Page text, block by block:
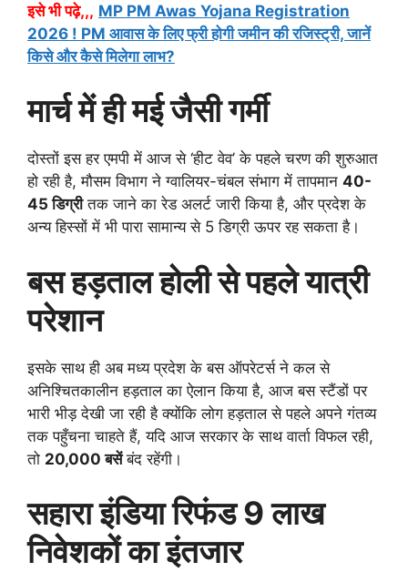
इसे भी पढ़े,,, MP PM Awas Yojana Registration
2026 ! PM आवास के लिए फ्री होगी जमीन की रजिस्ट्री, जानें
किसे और कैसे मिलेगा लाभ?
मार्च में ही मई जैसी गर्मी
दोस्तों इस हर एमपी में आज से ‘हीट वेव’ के पहले चरण की शुरुआत
हो रही है, मौसम विभाग ने ग्वालियर-चंबल संभाग में तापमान 40-
45 डिग्रीतक जाने का रेड अलर्ट जारी किया है, और प्रदेश के
अन्य हिस्सों में भी पारा सामान्य से 5 डिग्री ऊपर रह सकता है।
बस हड़ताल होली से पहले यात्री
परेशान
इसके साथ ही अब मध्य प्रदेश के बस ऑपरेटर्स ने कल से
अनिश्चितकालीन हड़ताल का ऐलान किया है, आज बस स्टैंडों पर
भारी भीड़ देखी जा रही है क्योंकि लोग हड़ताल से पहले अपने गंतव्य
तक पहुँचना चाहते हैं, यदि आज सरकार के साथ वार्ता विफल रही,
तो 20,000 बसेंबंद रहेंगी।
सहारा इंडिया रिफंड 9 लाख
निवेशकों का इंतजार